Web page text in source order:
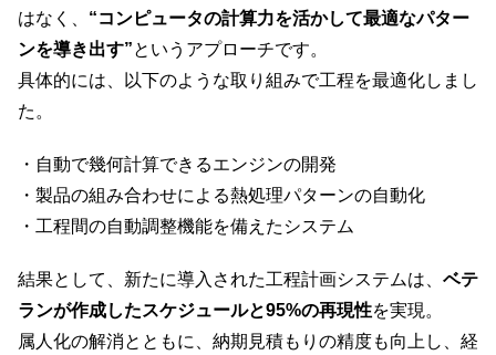
はなく、 “コンピュータの計算力を活かして最適なパター
ンを導き出す”というアプローチです。
具体的には、以下のような取り組みで工程を最適化しまし
た。
・自動で幾何計算できるエンジンの開発
・製品の組み合わせによる熱処理パターンの自動化
・工程間の自動調整機能を備えたシステム
結果として、新たに導入された工程計画システムは、 ベテ
ランが作成したスケジュールと95%の再現性を実現。
属人化の解消とともに、納期見積もりの精度も向上し、経